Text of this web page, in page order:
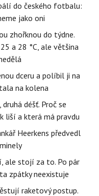
do českého fotbalu:
jako oni
zhořknou do týdne.
a 28 °C, ale většina
dceru a políbil ji na
na kolena
déšť. Proč se
liší a která má pravdu
Heerkens předvedl
ale stojí za to. Po pár
zpátky neexistuje
raketový postup.